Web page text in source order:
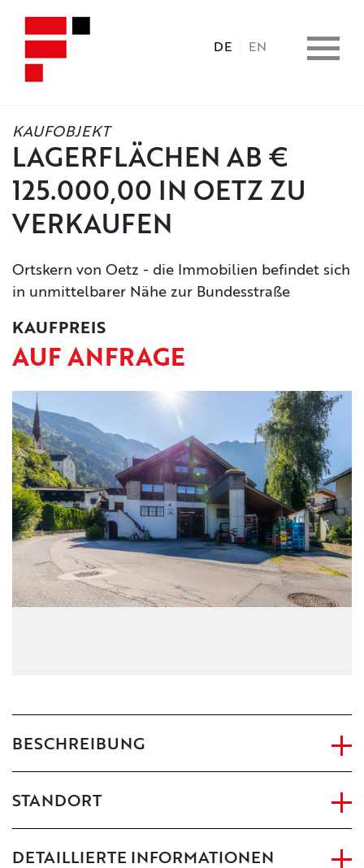
DE EN
HOME
IMMOBILIEN
LEISTUNGEN
UNTERNEHMEN
KONTAKT
IMPRESSUM
KAUFOBJEKT
LAGERFLÄCHEN AB €
125.000,00 IN OETZ ZU
VERKAUFEN
Ortskern von Oetz - die Immobilien befindet sich
in unmittelbarer Nähe zur Bundesstraße
KAUFPREIS
AUF ANFRAGE
BESCHREIBUNG
STANDORT
DETAILLIERTE INFORMATIONEN